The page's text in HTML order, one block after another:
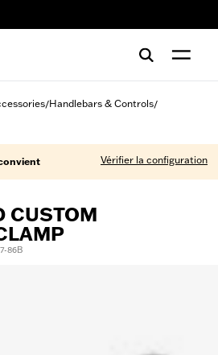
/Handlebars & Controls/
Vérifier la configuration
CUSTOM
86B